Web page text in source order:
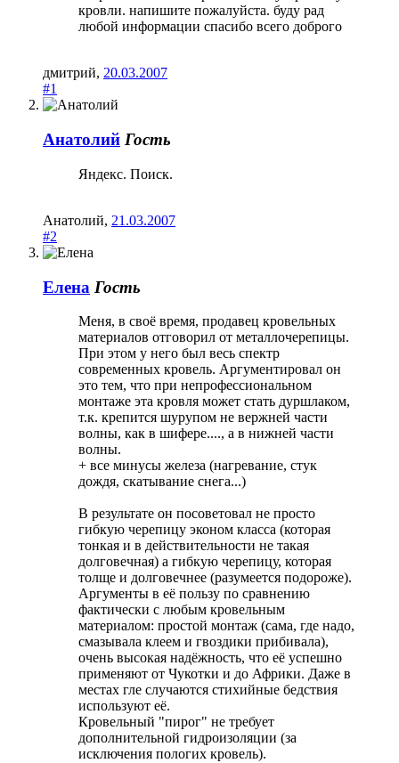
кровли. напишите пожалуйста. буду рад
любой информации спасибо всего доброго
дмитрий, 20.03.2007
#1
Анатолий Гость
Яндекс. Поиск.
Анатолий, 21.03.2007
#2
Елена Гость
Меня, в своё время, продавец кровельных
материалов отговорил от металлочерепицы.
При этом у него был весь спектр
современных кровель. Аргументировал он
это тем, что при непрофессиональном
монтаже эта кровля может стать дуршлаком,
т.к. крепится шурупом не вержней части
волны, как в шифере...., а в нижней части
волны.
+ все минусы железа (нагревание, стук
дождя, скатывание снега...)
В результате он посоветовал не просто
гибкую черепицу эконом класса (которая
тонкая и в действительности не такая
долговечная) а гибкую черепицу, которая
толще и долговечнее (разумеется подороже).
Аргументы в её пользу по сравнению
фактически с любым кровельным
материалом: простой монтаж (сама, где надо,
смазывала клеем и гвоздики прибивала),
очень высокая надёжность, что её успешно
применяют от Чукотки и до Африки. Даже в
местах гле случаются стихийные бедствия
используют её.
Кровельный "пирог" не требует
дополнительной гидроизоляции (за
исключения пологих кровель).